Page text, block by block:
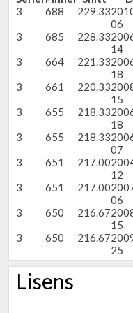
3
688 229.33
06
3
685 228.33
14
3
664 221.33
18
3
661 220.33
15
3
655 218.33
18
3
655 218.33
07
3
651 217.00
12
3
651 217.00
06
3
650 216.67
15
3
650 216.67
25
Lisens